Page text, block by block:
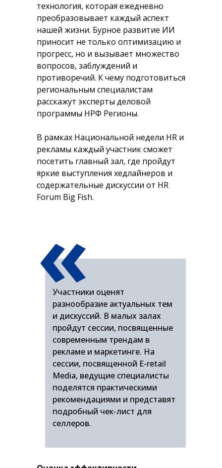
технология, которая ежедневно
преобразовывает каждый аспект
нашей жизни. Бурное развитие ИИ
приносит не только оптимизацию и
прогресс, но и вызывает множество
вопросов, заблуждений и
противоречий. К чему подготовиться
региональным специалистам
расскажут эксперты деловой
программы НРФ Регионы.
В рамках Национальной недели HR и
рекламы каждый участник сможет
посетить главный зал, где пройдут
яркие выступления хедлайнеров и
содержательные дискуссии от HR
Forum Big Fish.
Участники оценят
разнообразие актуальных тем
и дискуссий. В малых залах
пройдут сессии, посвященные
современным трендам в
рекламе и маркетинге. На
сессии, посвященной E-retail
Media, ведущие специалисты
поделятся практическими
рекомендациями и представят
подробный чек-лист для
селлеров.
«